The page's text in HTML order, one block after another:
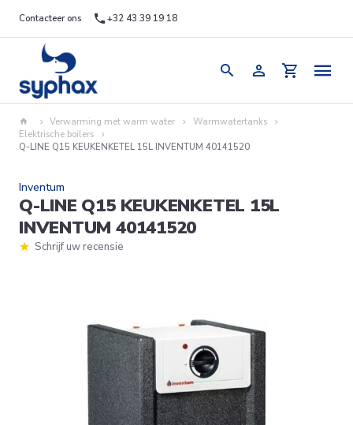
Contacteer ons +32 43 39 19 18
Verwarming met warm water
Warmwatertanks
Elektrische boilers
Q-LINE Q15 KEUKENKETEL 15L INVENTUM 40141520
Inventum
Q-LINE Q15 KEUKENKETEL 15L
INVENTUM 40141520
Schrijf uw recensie